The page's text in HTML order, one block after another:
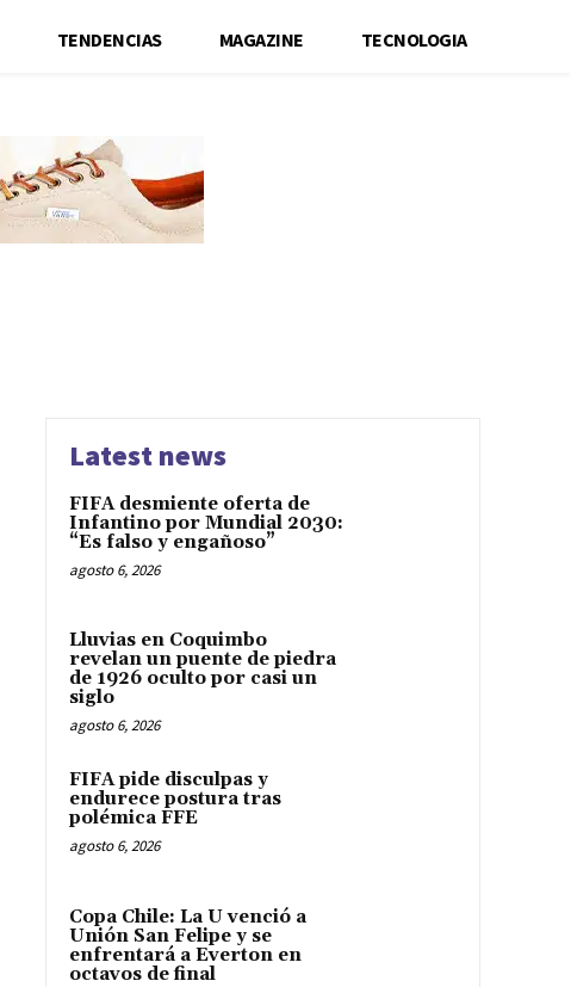
TENDENCIAS MAGAZINE TECNOLOGIA
Latest news
FIFA desmiente oferta de
Infantino por Mundial 2030:
“Es falso y engañoso”
agosto 6, 2026
Lluvias en Coquimbo
revelan un puente de piedra
de 1926 oculto por casi un
siglo
agosto 6, 2026
FIFA pide disculpas y
endurece postura tras
polémica FFE
agosto 6, 2026
Copa Chile: La U venció a
Unión San Felipe y se
enfrentará a Everton en
octavos de final